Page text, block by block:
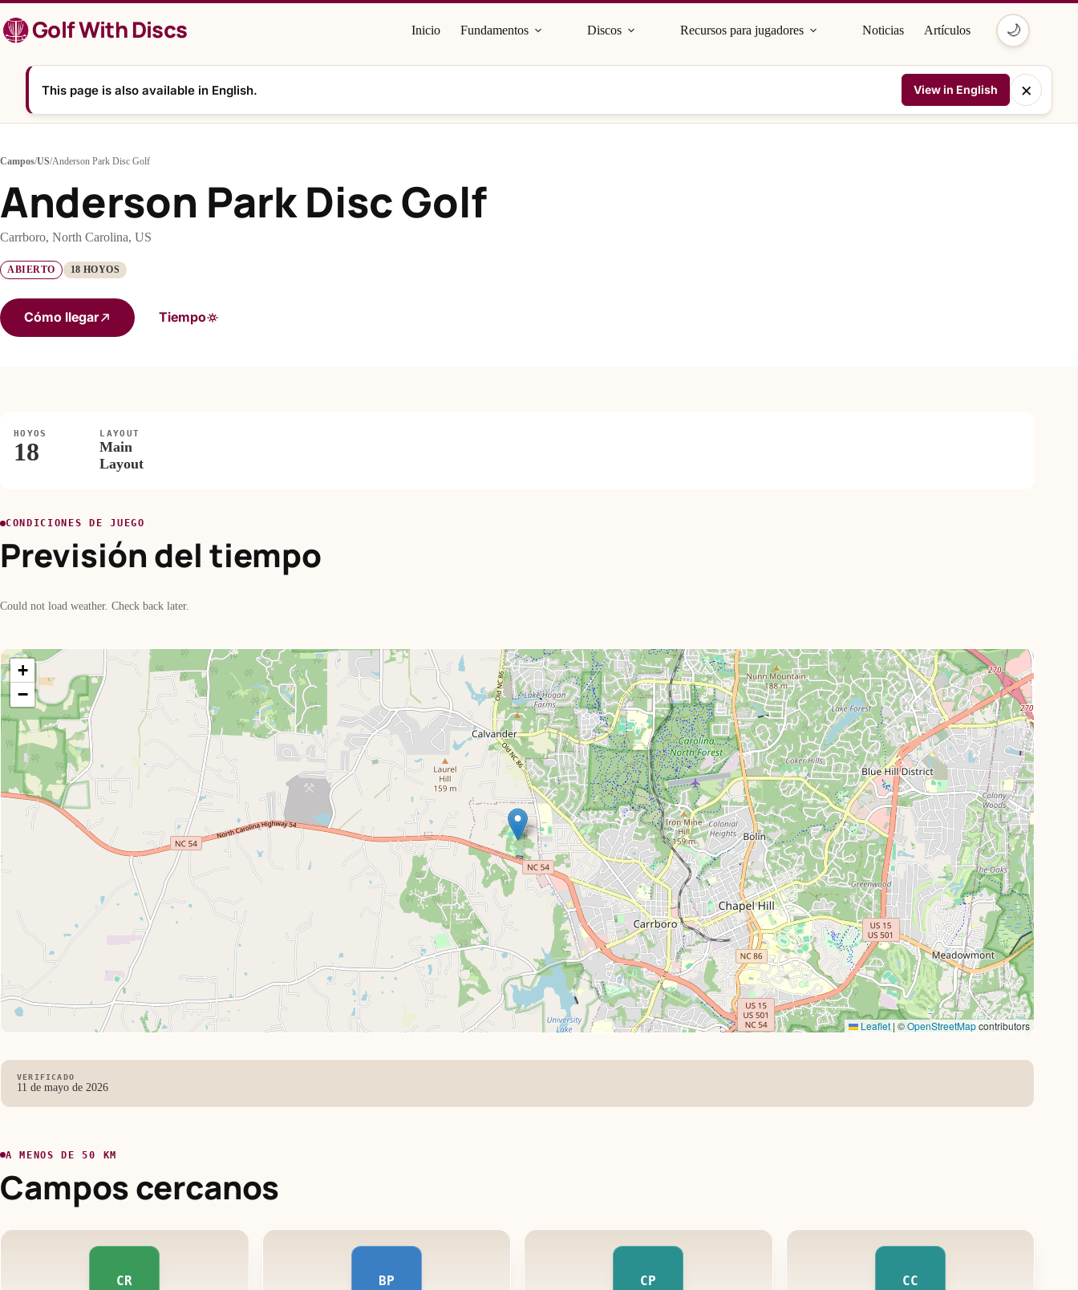
al
contenidoGolf With Discs Inicio Fundamentos Discos Recursos para jugadores Noticias Artículos 🌙
This page is also available in English. View in English ×
Campos/US/Anderson Park Disc Golf
Anderson Park Disc Golf
Carrboro, North Carolina, US
ABIERTO 18 HOYOS
Cómo llegar Tiempo
HOYOS
18
LAYOUT
Main
Layout
CONDICIONES DE JUEGO
Previsión del tiempo
Could not load weather. Check back later.
+
−
Leaflet | ©OpenStreetMapcontributors
VERIFICADO
11 de mayo de 2026
A MENOS DE 50 KM
Campos cercanos
CR BP CP CC